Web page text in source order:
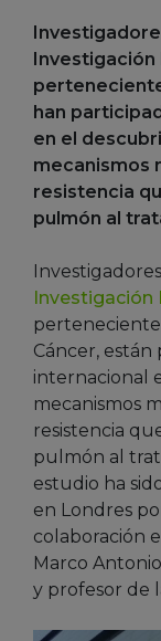
Investigación
han
en el
mecanismos
resistencia
pulmón al
Investigación
Cáncer,
internacional
mecanismos
resistencia
pulmón al
estudio ha
en Londres
colaboración
Marco
y profesor de